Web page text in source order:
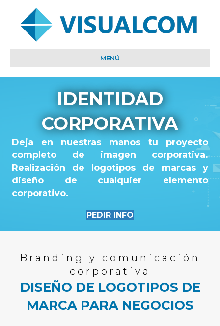
MENÚ
IDENTIDAD
CORPORATIVA
Deja en nuestras manos tu proyecto
completo de imagen corporativa.
Realización de logotipos de marcas y
diseño de cualquier elemento
corporativo.
PEDIR INFO
Branding y comunicación
corporativa
DISEÑO DE LOGOTIPOS DE
MARCA PARA NEGOCIOS